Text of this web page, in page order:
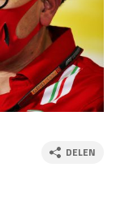
za 13:00 - 15:00
23 - 25 okt
za 23:00 - 00:00
DELEN